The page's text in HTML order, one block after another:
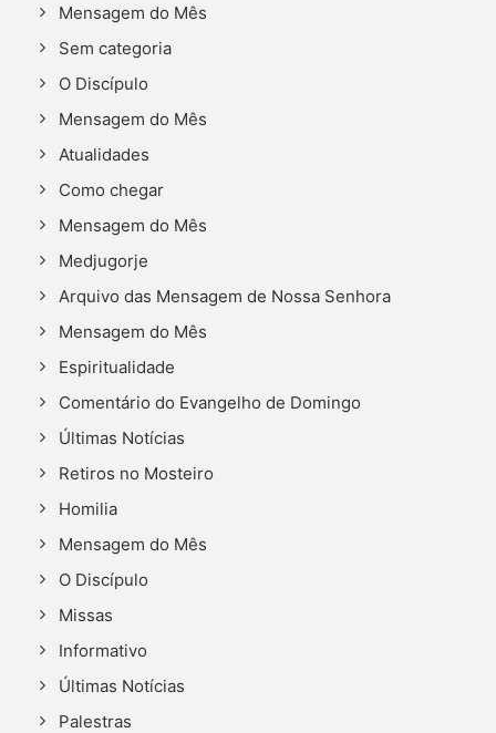
Mensagem do Mês
Sem categoria
O Discípulo
Mensagem do Mês
Atualidades
Como chegar
Mensagem do Mês
Medjugorje
Arquivo das Mensagem de Nossa Senhora
Mensagem do Mês
Espiritualidade
Comentário do Evangelho de Domingo
Últimas Notícias
Retiros no Mosteiro
Homilia
Mensagem do Mês
O Discípulo
Missas
Informativo
Últimas Notícias
Palestras